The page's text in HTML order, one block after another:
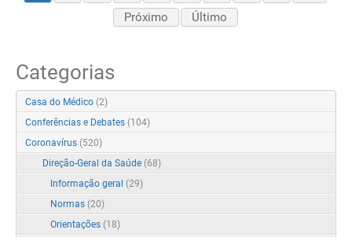
Próximo
Último
Categorias
Casa do Médico (2)
Conferências e Debates (104)
Coronavírus (520)
Direção-Geral da Saúde (68)
Informação geral (29)
Normas (20)
Orientações (18)